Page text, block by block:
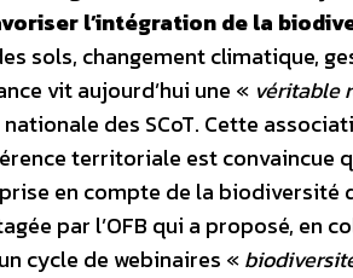
l’intégration de la
sols, changement climatique,
vit aujourd’hui une « véritable
des SCoT. Cette
territoriale est convaincue
en compte de la
par l’OFB qui a proposé, en
cycle de webinaires «